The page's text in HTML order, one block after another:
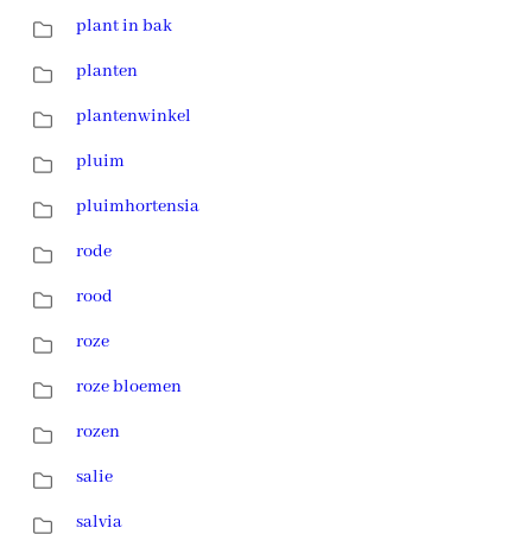
plant in bak
planten
plantenwinkel
pluim
pluimhortensia
rode
rood
roze
roze bloemen
rozen
salie
salvia